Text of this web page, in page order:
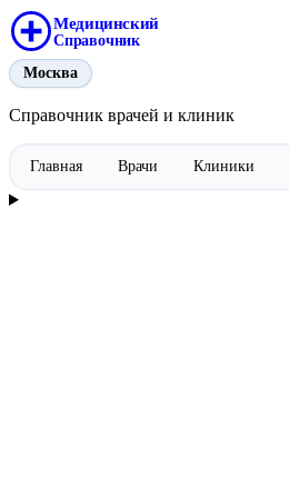
Медицинский
Справочник
Москва
Справочник врачей и клиник
Главная Врачи Клиники